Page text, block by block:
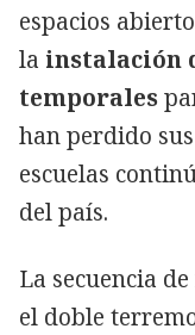
espacios
la instalación
temporales
han perdido
escuelas
del país.
La secuencia
el doble